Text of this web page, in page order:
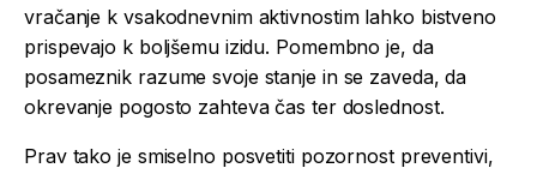
vračanje k vsakodnevnim aktivnostim lahko bistveno
prispevajo k boljšemu izidu. Pomembno je, da
posameznik razume svoje stanje in se zaveda, da
okrevanje pogosto zahteva čas ter doslednost.
Prav tako je smiselno posvetiti pozornost preventivi,